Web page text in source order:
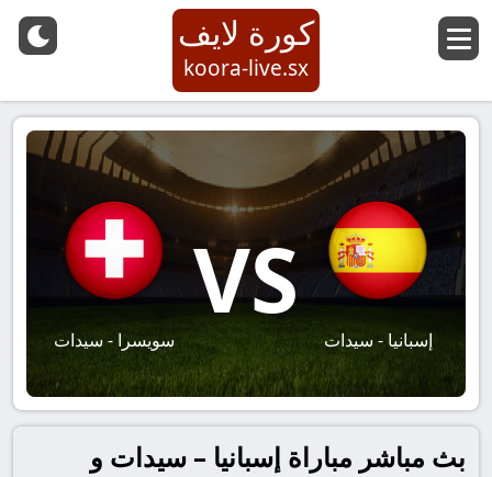
كورة لايف
koora-live.sx
إسبانيا - سيدات
VS
سويسرا - سيدات
بث مباشر مباراة إسبانيا – سيدات و